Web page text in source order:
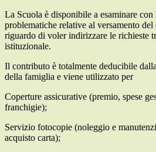
La Scuola è disponibile a esaminare
problematiche relative al versamento
riguardo di voler indirizzare le richieste
istituzionale.
Il contributo è totalmente deducibile
della famiglia e viene utilizzato per
Coperture assicurative (premio, spese
franchigie);
Servizio fotocopie (noleggio e
acquisto carta);